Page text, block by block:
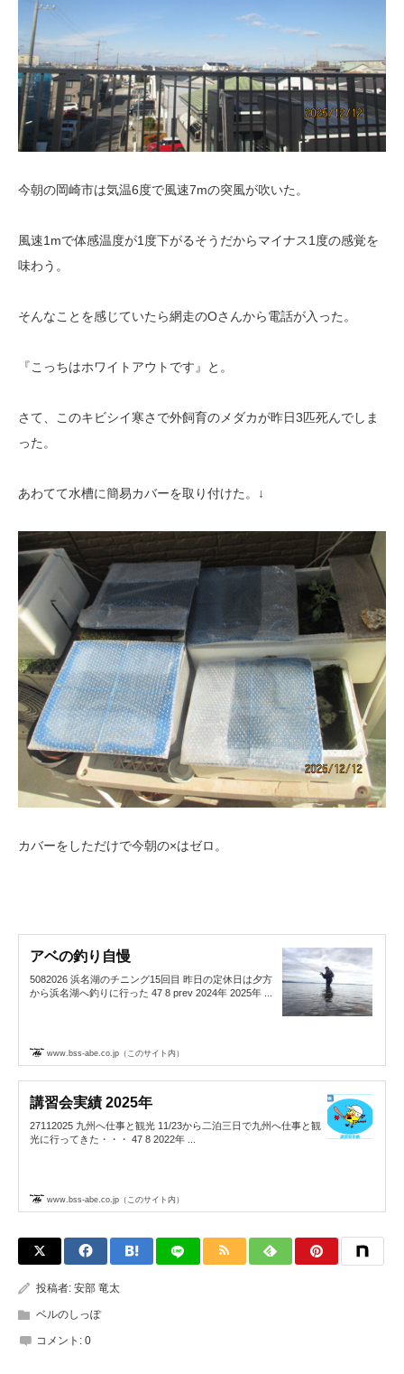
今朝の岡崎市は気温6度で風速7mの突風が吹いた。
風速1mで体感温度が1度下がるそうだからマイナス1度の感覚を
味わう。
そんなことを感じていたら網走のOさんから電話が入った。
『こっちはホワイトアウトです』と。
さて、このキビシイ寒さで外飼育のメダカが昨日3匹死んでしま
った。
あわてて水槽に簡易カバーを取り付けた。↓
カバーをしただけで今朝の×はゼロ。
アベの釣り自慢
5082026 浜名湖のチニング15回目 昨日の定休日は夕方
から浜名湖へ釣りに行った 47 8 prev 2024年 2025年 ...
www.bss-abe.co.jp（このサイト内）
講習会実績 2025年
27112025 九州へ仕事と観光 11/23から二泊三日で九州へ仕事と観
光に行ってきた・・・ 47 8 2022年 ...
www.bss-abe.co.jp（このサイト内）
投稿者: 安部 竜太
ベルのしっぽ
コメント: 0